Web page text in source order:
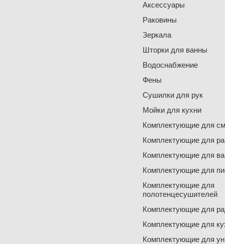
Аксессуары
Раковины
Зеркала
Шторки для ванны
Водоснабжение
Фены
Сушилки для рук
Мойки для кухни
Комплектующие для
Комплектующие для
Комплектующие для
Комплектующие для
Комплектующие для
полотенцесушителей
Комплектующие для
Комплектующие для
Комплектующие для